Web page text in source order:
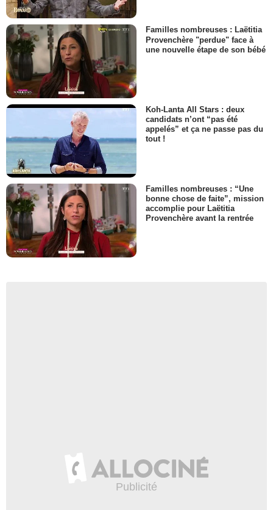
Familles nombreuses : Laëtitia
Provenchère "perdue" face à
une nouvelle étape de son bébé
Koh-Lanta All Stars : deux
candidats n’ont “pas été
appelés” et ça ne passe pas du
tout !
Familles nombreuses : “Une
bonne chose de faite”, mission
accomplie pour Laëtitia
Provenchère avant la rentrée